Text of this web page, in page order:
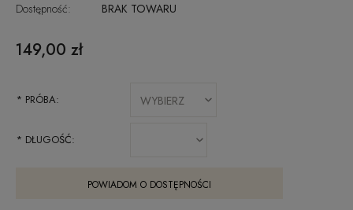
Dostępność: BRAK TOWARU
149,00 zł
* PRÓBA:
* DŁUGOŚĆ:
POWIADOM O DOSTĘPNOŚCI